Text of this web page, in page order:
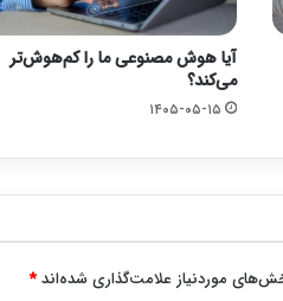
آیا هوش مصنوعی ما را کم‌هوش‌تر
می‌کند؟
۱۴۰۵-۰۵-۱۵
موردنیاز علامت‌گذاری شده‌اند*